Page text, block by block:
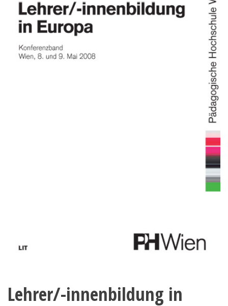
Lehrer/-innenbildung in